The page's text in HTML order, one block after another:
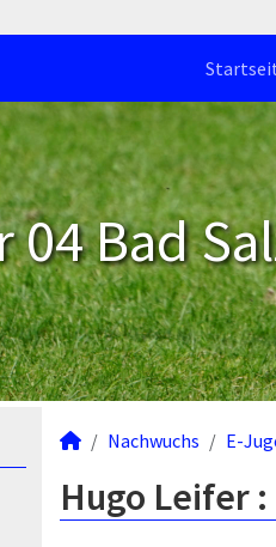
04 Bad
Nachwuchs E-
Hugo Leifer